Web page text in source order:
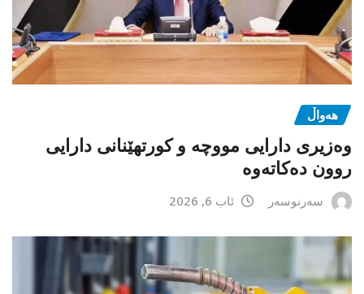
هەواڵ
وەزیری دارایی مووچە و کورتهێنانی دارایی
روون دەکاتەوە
سەرنوسەر ئاب 6, 2026